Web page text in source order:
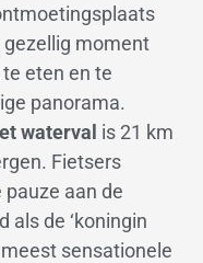
moment
eten en te
panorama.
waterval is 21 km
Fietsers
aan de
als de ‘koningin
sensationele